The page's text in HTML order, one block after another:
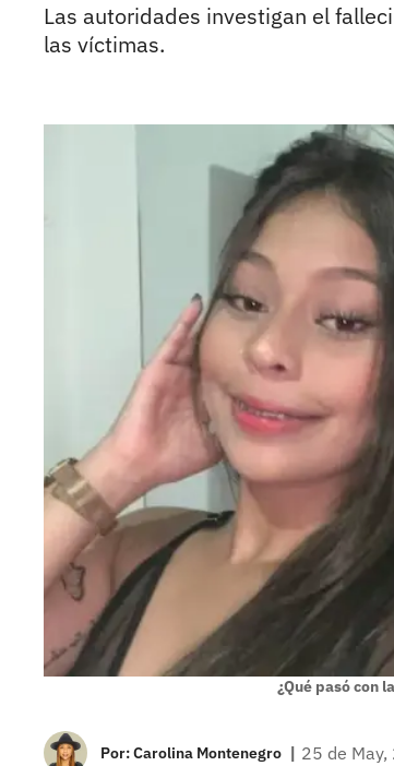
Las autoridades investigan el
las víctimas.
¿Qué pasó con
Por:Carolina Montenegro | 25 de